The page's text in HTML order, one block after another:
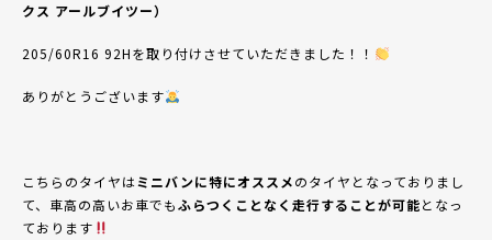
クス アールブイツー）
205/60R16 92Hを取り付けさせて いただきました！！
ありがとうございます
こちらのタイヤはミニバンに特にオススメのタイヤとなっておりまし
て、車高の高いお車でもふらつくことなく走行することが可能となっ
ております